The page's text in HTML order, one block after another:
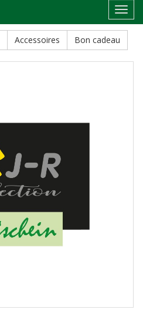
Accessoires Bon cadeau